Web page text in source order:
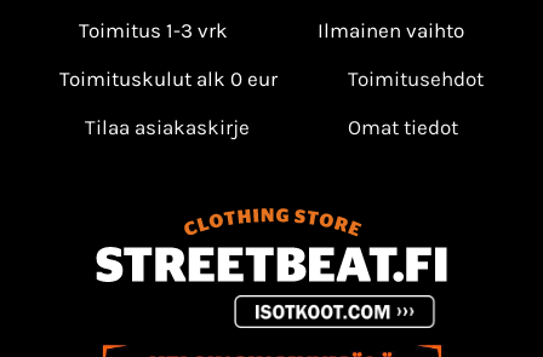
Toimitus 1-3 vrk
Ilmainen vaihto
Toimituskulut alk 0 eur
Toimitusehdot
Tilaa asiakaskirje
Omat tiedot